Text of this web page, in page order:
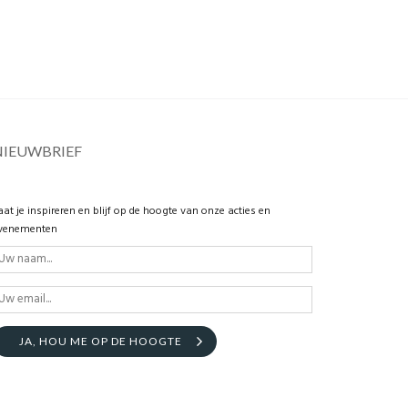
je inspireren en blijf op de hoogte van onze acties en
JA, HOU ME OP DE HOOGTE